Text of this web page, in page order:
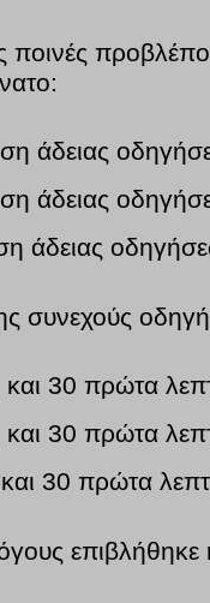
ποινές
άδειας
άδειας
άδειας
συνεχούς
30 πρώτα
30 πρώτα
30 πρώτα